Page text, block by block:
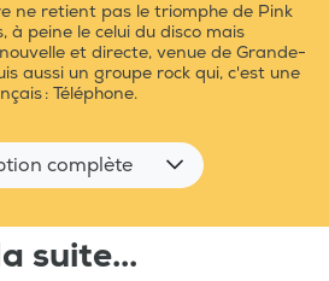
ne retient pas le triomphe de Pink
à peine le celui du disco mais
et directe, venue de Grande-
aussi un groupe rock qui, c'est une
: Téléphone.
complète
suite...